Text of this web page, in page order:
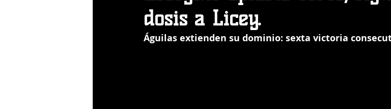
dosis a Licey.
Águilas extienden su dominio: sexta victoria